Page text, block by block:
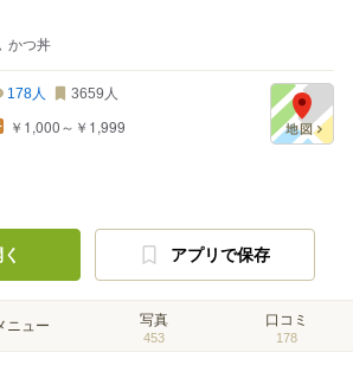
かつ丼
178人 3659 人
￥1,000～￥1,999
アプリで保存
ニュー 写真
453
口コミ
178